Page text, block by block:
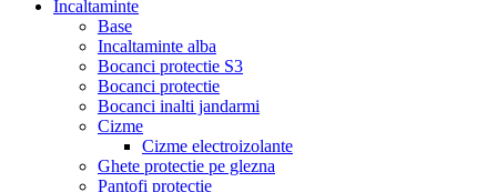
Incaltaminte
Base
Incaltaminte alba
Bocanci protectie S3
Bocanci protectie
Bocanci inalti jandarmi
Cizme
Cizme electroizolante
Ghete protectie pe glezna
Pantofi protectie